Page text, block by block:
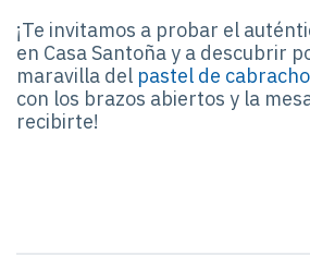
¡Te invitamos a probar el
en Casa Santoña y a descubrir
maravilla del pastel de cabracho
con los brazos abiertos y la
recibirte!